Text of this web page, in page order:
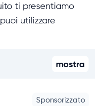
ti presentiamo
utilizzare
mostra
Sponsorizzato